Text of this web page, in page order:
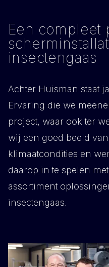
Een compleet
insectengaas
Achter Huisman staat
Ervaring die we
project, waar ook ter
wij een goed beeld
klimaatcondities en
daarop in te spelen
assortiment
insectengaas.